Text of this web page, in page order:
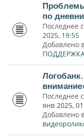
по
Последнее
2025, 19:55
Добавлено
Последнее
янв 2025,
Добавлено